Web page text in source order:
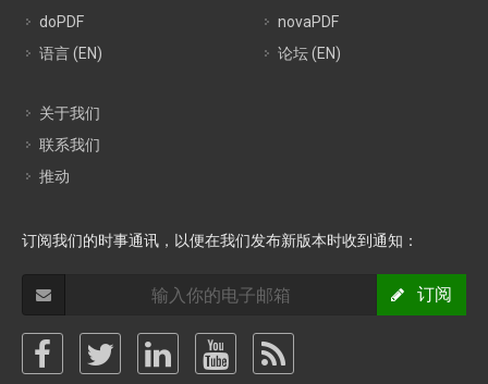
doPDF
语言 (EN)
novaPDF
论坛 (EN)
关于我们
联系我们
推动
订阅我们的时事通讯，以便在我们发布新版本时收到通知：
订阅